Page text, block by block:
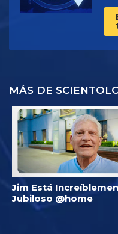
MÁS DE
Jim Está
Jubiloso @home